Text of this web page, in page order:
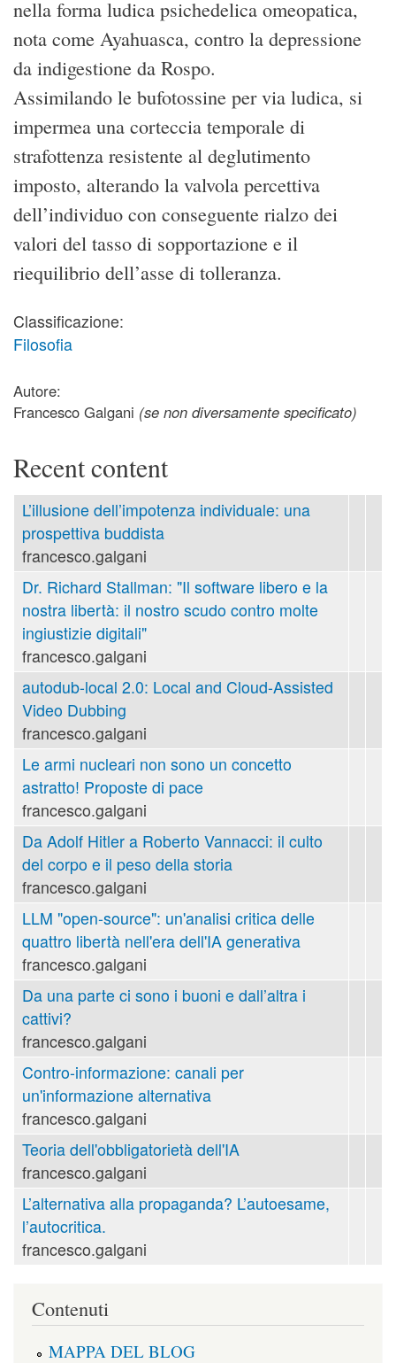
nella forma ludica psichedelica omeopatica,
nota come Ayahuasca, contro la depressione
da indigestione da Rospo.
Assimilando le bufotossine per via ludica, si
impermea una corteccia temporale di
strafottenza resistente al deglutimento
imposto, alterando la valvola percettiva
dell’individuo con conseguente rialzo dei
valori del tasso di sopportazione e il
riequilibrio dell’asse di tolleranza.
Classificazione:
Filosofia
Autore:
Francesco Galgani (se non diversamente specificato)
Recent content
L’illusione dell’impotenza individuale: una
prospettiva buddista
francesco.galgani
Dr. Richard Stallman: "Il software libero e la
nostra libertà: il nostro scudo contro molte
ingiustizie digitali"
francesco.galgani
autodub-local 2.0: Local and Cloud-Assisted
Video Dubbing
francesco.galgani
Le armi nucleari non sono un concetto
astratto! Proposte di pace
francesco.galgani
Da Adolf Hitler a Roberto Vannacci: il culto
del corpo e il peso della storia
francesco.galgani
LLM "open-source": un'analisi critica delle
quattro libertà nell'era dell'IA generativa
francesco.galgani
Da una parte ci sono i buoni e dall’altra i
cattivi?
francesco.galgani
Contro-informazione: canali per
un'informazione alternativa
francesco.galgani
Teoria dell'obbligatorietà dell'IA
francesco.galgani
L’alternativa alla propaganda? L’autoesame,
l’autocritica.
francesco.galgani
Contenuti
MAPPA DEL BLOG